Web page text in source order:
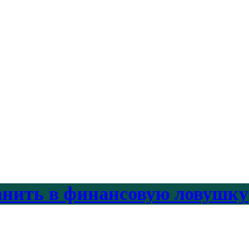
в финансовую ловушку